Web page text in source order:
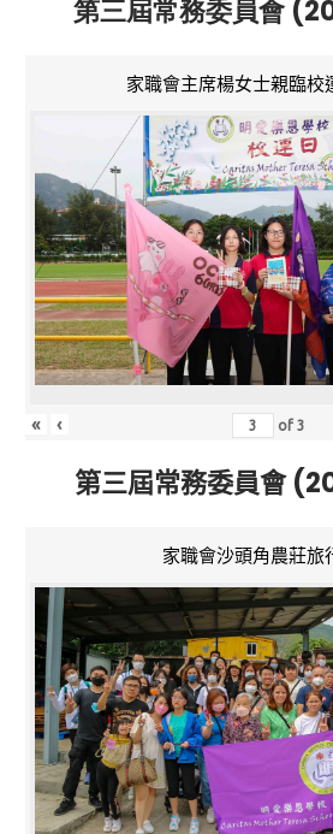
第三屆常務委員會
家職會主席楊女士親臨校
« ‹ of3
第三屆常務委員會
家職會沙頭角農莊旅